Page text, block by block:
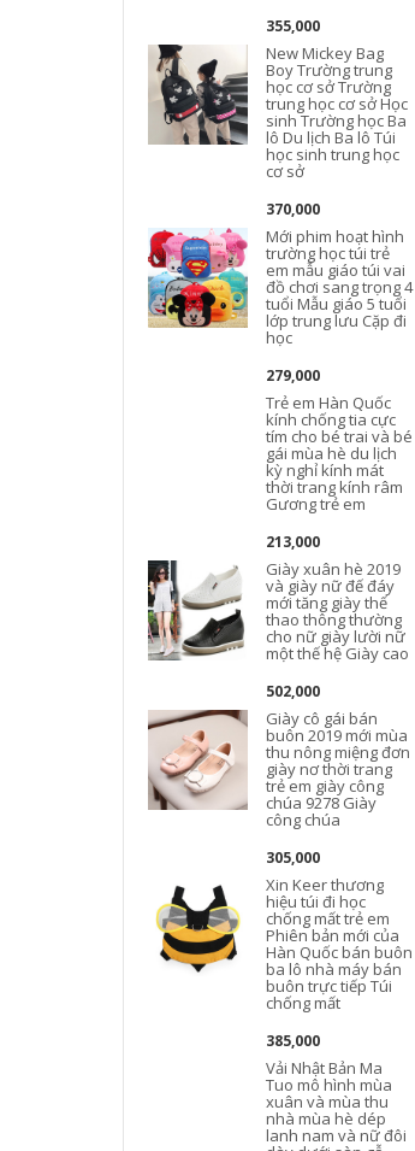
355,000
New Mickey Bag
Boy Trường trung
học cơ sở Trường
trung học cơ sở Học
sinh Trường học Ba
lô Du lịch Ba lô Túi
học sinh trung học
cơ sở
370,000
Mới phim hoạt hình
trường học túi trẻ
em mẫu giáo túi vai
đồ chơi sang trọng 4
tuổi Mẫu giáo 5 tuổi
lớp trung lưu Cặp đi
học
279,000
Trẻ em Hàn Quốc
kính chống tia cực
tím cho bé trai và bé
gái mùa hè du lịch
kỳ nghỉ kính mát
thời trang kính râm
Gương trẻ em
213,000
Giày xuân hè 2019
và giày nữ đế đáy
mới tăng giày thể
thao thông thường
cho nữ giày lười nữ
một thế hệ Giày cao
502,000
Giày cô gái bán
buôn 2019 mới mùa
thu nông miệng đơn
giày nơ thời trang
trẻ em giày công
chúa 9278 Giày
công chúa
305,000
Xin Keer thương
hiệu túi đi học
chống mất trẻ em
Phiên bản mới của
Hàn Quốc bán buôn
ba lô nhà máy bán
buôn trực tiếp Túi
chống mất
385,000
Vải Nhật Bản Ma
Tuo mô hình mùa
xuân và mùa thu
nhà mùa hè dép
lanh nam và nữ đôi